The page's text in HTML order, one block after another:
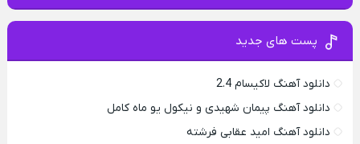
پست های جدید
دانلود آهنگ لاکیسام 2.4
دانلود آهنگ پیمان شهیدی و نیکول یو ماه کامل
دانلود آهنگ امید عقابی فرشته